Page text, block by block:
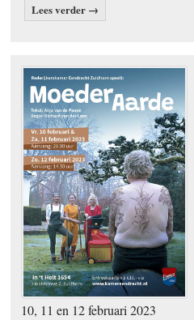
Lees verder →
10, 11 en 12 februari 2023